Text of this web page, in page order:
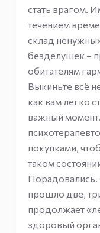
стать врагом.
течением
склад
безделушек –
обитателям
Выкиньте всё
как вам легко
важный
покупками,
таком
Порадовались.
прошло две,
продолжает
здоровый